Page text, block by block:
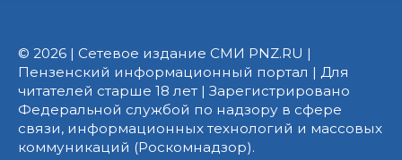
© 2026 | Сетевое издание СМИ PNZ.RU |
Пензенский информационный портал | Для
читателей старше 18 лет | Зарегистрировано
Федеральной службой по надзору в сфере
связи, информационных технологий и массовых
коммуникаций (Роскомнадзор).